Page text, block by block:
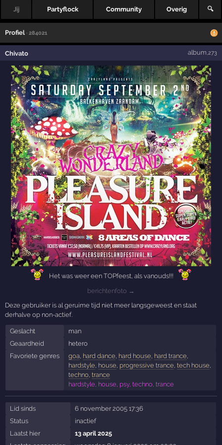
Jij Partyflock Community Overig 🔍
Profiel · 284021
Chivato album ,273
Het was weer een TOPfeest, als vanouds!!!
berichtenfoto →
Deze gebruiker is al geruime tijd niet meer langsgeweest en staat
derhalve op non-actief.
Geslacht
man
Geaardheid
hetero
Favoriete genres
goa, hard dance, hard house, hard trance,
hardstyle, house, progressive trance, tech house,
techno, trance
hardstyle, house, psy, techno, trance
Lid sinds
6 november 2005 17:36
Status
inactief
Laatst hier
13 april 2025